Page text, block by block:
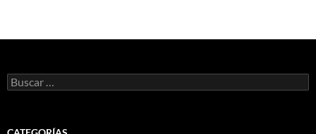
Buscar: